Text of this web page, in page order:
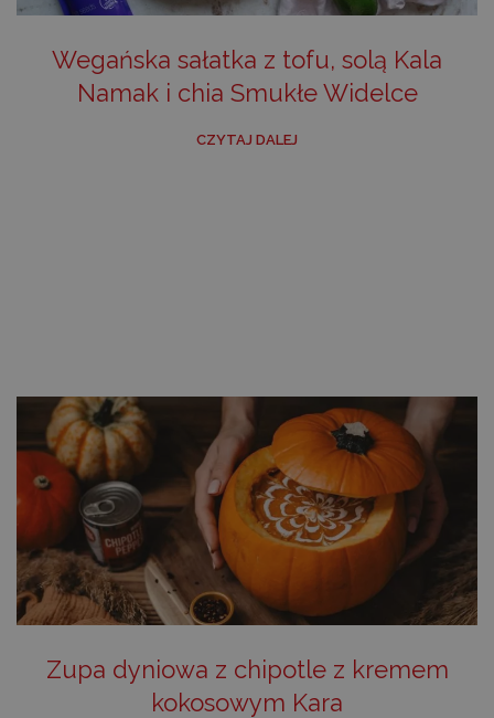
Wegańska sałatka z tofu, solą Kala
Namak i chia Smukłe Widelce
CZYTAJ DALEJ
Zupa dyniowa z chipotle z kremem
kokosowym Kara